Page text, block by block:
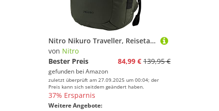
Nitro Nikuro Traveller, Reisetasche, Alltagsrucksack, Daypack, herrausnehmbaren Packwürfel und integriertem Hygienefach
von Nitro
Bester Preis
84,99 € 139,95 €
gefunden bei Amazon
zuletzt überprüft am 27.09.2025 um 00:04; der
Preis kann sich seitdem geändert haben.
37% Ersparnis
Weitere Angebote: